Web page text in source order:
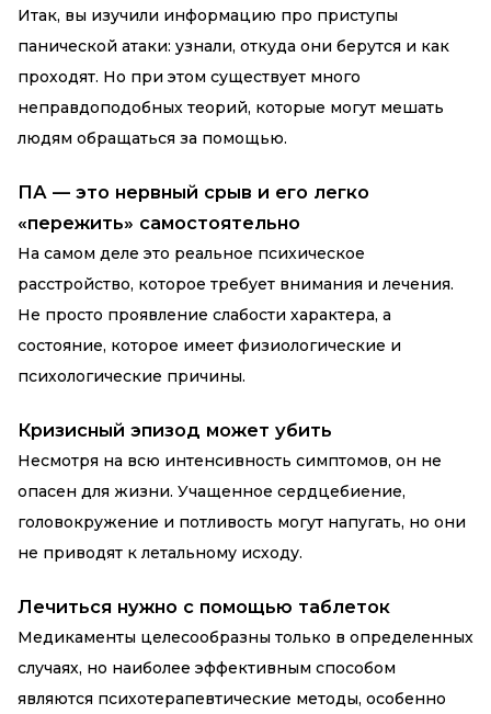
Итак, вы изучили информацию про приступы
панической атаки: узнали, откуда они берутся и как
проходят. Но при этом существует много
неправдоподобных теорий, которые могут мешать
людям обращаться за помощью.
ПА — это нервный срыв и его легко
«пережить» самостоятельно
На самом деле это реальное психическое
расстройство, которое требует внимания и лечения.
Не просто проявление слабости характера, а
состояние, которое имеет физиологические и
психологические причины.
Кризисный эпизод может убить
Несмотря на всю интенсивность симптомов, он не
опасен для жизни. Учащенное сердцебиение,
головокружение и потливость могут напугать, но они
не приводят к летальному исходу.
Лечиться нужно с помощью таблеток
Медикаменты целесообразны только в определенных
случаях, но наиболее эффективным способом
являются психотерапевтические методы, особенно